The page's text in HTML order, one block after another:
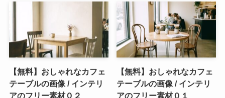
【無料】おしゃれなカフェ
テーブルの画像 / インテリ
アのフリー素材０２
【無料】おしゃれなカフェ
テーブルの画像 / インテリ
アのフリー素材０１